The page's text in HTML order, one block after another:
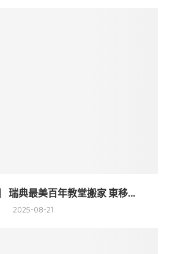
瑞典最美百年教堂搬家 東移...
2025-08-21